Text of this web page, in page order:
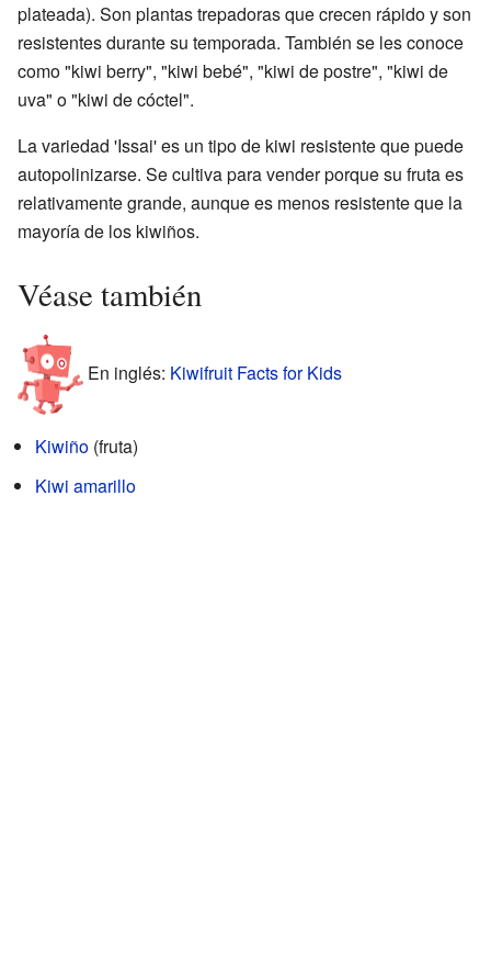
plateada). Son plantas trepadoras que crecen rápido y son
resistentes durante su temporada. También se les conoce
como "kiwi berry", "kiwi bebé", "kiwi de postre", "kiwi de
uva" o "kiwi de cóctel".
La variedad 'Issai' es un tipo de kiwi resistente que puede
autopolinizarse. Se cultiva para vender porque su fruta es
relativamente grande, aunque es menos resistente que la
mayoría de los kiwiños.
Véase también
En inglés: Kiwifruit Facts for Kids
Kiwiño (fruta)
Kiwi amarillo